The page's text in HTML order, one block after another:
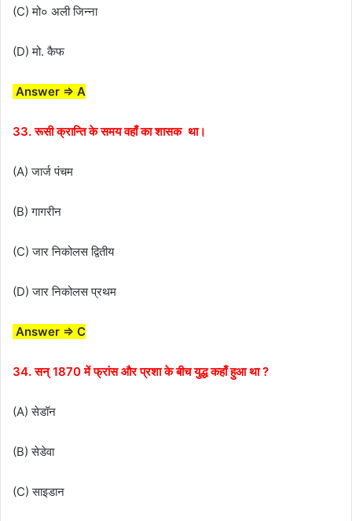
(C) मो० अली जिन्ना
(D) मो. कैफ
Answer ⇒ A
33. रूसी क्रान्ति के समय वहाँ का शासक था।
(A) जार्ज पंचम
(B) गागरीन
(C) जार निकोलस द्वितीय
(D) जार निकोलस प्रथम
Answer ⇒ C
34. सन् 1870 में फ्रांस और प्रशा के बीच युद्ध कहाँ हुआ था ?
(A) सेडॉन
(B) सेडेवा
(C) साइडान